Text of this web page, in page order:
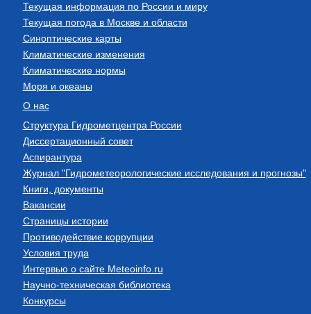
Текущая информация по России и миру
Текущая погода в Москве и области
Синоптические карты
Климатические изменения
Климатические нормы
Моря и океаны
О нас
Структура Гидрометцентра России
Диссертационный совет
Аспирантура
Журнал "Гидрометеорологические исследования и прогнозы"
Книги, документы
Вакансии
Страницы истории
Противодействие коррупции
Условия труда
Интервью о сайте Meteoinfo.ru
Научно-техническая библиотека
Конкурсы